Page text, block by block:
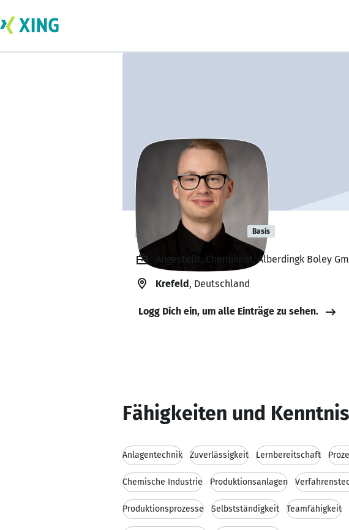
Rafael Paulini Basis
Angestellt, Chemikant, Alberdingk Boley
Krefeld, Deutschland
Logg Dich ein, um alle Einträge zu sehen.
Fähigkeiten und
Anlagentechnik Zuverlässigkeit Lernbereitschaft
Chemische Industrie Produktionsanlagen
Produktionsprozesse Selbstständigkeit Teamfähigkeit